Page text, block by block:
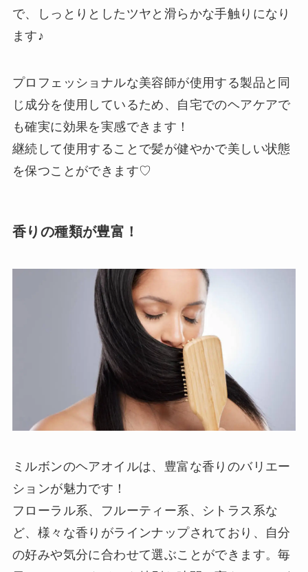
で、しっとりとしたツヤと滑らかな手触りになり
ます♪
プロフェッショナルな美容師が使用する製品と同
じ成分を使用しているため、自宅でのヘアケアで
も確実に効果を実感できます！
継続して使用することで髪が健やかで美しい状態
を保つことができます♡
香りの種類が豊富！
ミルボンのヘアオイルは、豊富な香りのバリエー
ションが魅力です！
フローラル系、フルーティー系、シトラス系な
ど、様々な香りがラインナップされており、自分
の好みや気分に合わせて選ぶことができます。毎